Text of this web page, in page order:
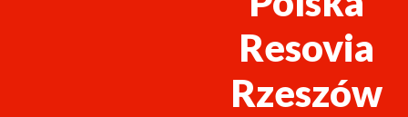
Resovia
Rzeszów